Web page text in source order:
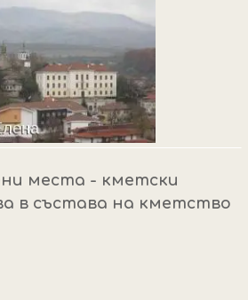
места - кметски
в състава на кметство